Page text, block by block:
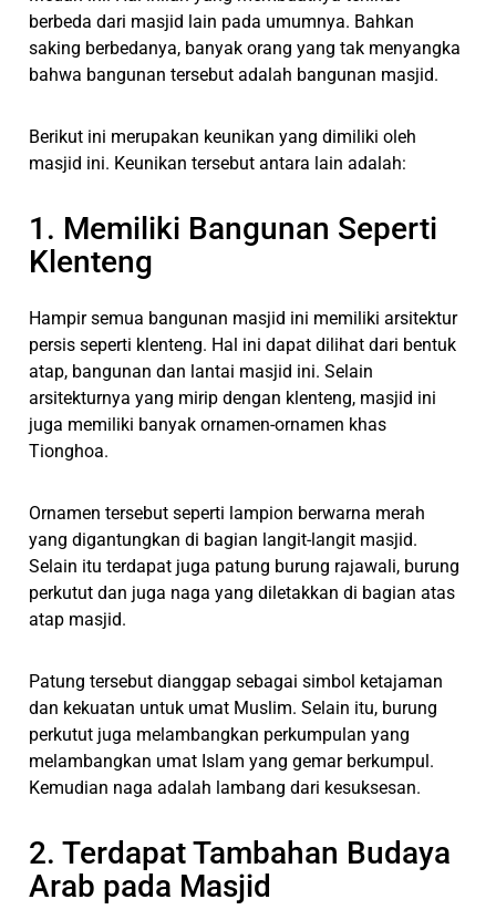
berbeda dari masjid lain pada umumnya. Bahkan
saking berbedanya, banyak orang yang tak menyangka
bahwa bangunan tersebut adalah bangunan masjid.
Berikut ini merupakan keunikan yang dimiliki oleh
masjid ini. Keunikan tersebut antara lain adalah:
1. Memiliki Bangunan Seperti
Klenteng
Hampir semua bangunan masjid ini memiliki arsitektur
persis seperti klenteng. Hal ini dapat dilihat dari bentuk
atap, bangunan dan lantai masjid ini. Selain
arsitekturnya yang mirip dengan klenteng, masjid ini
juga memiliki banyak ornamen-ornamen khas
Tionghoa.
Ornamen tersebut seperti lampion berwarna merah
yang digantungkan di bagian langit-langit masjid.
Selain itu terdapat juga patung burung rajawali, burung
perkutut dan juga naga yang diletakkan di bagian atas
atap masjid.
Patung tersebut dianggap sebagai simbol ketajaman
dan kekuatan untuk umat Muslim. Selain itu, burung
perkutut juga melambangkan perkumpulan yang
melambangkan umat Islam yang gemar berkumpul.
Kemudian naga adalah lambang dari kesuksesan.
2. Terdapat Tambahan Budaya
Arab pada Masjid